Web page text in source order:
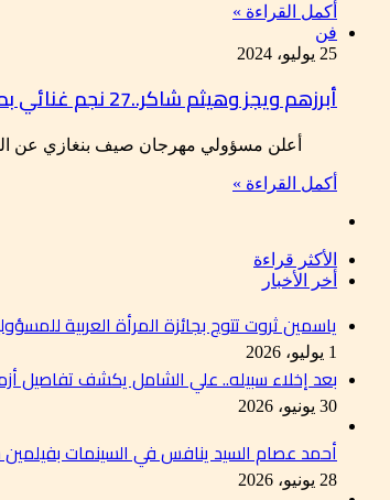
أكمل القراءة »
فن
25 يوليو، 2024
أبرزهم ويجز وهيثم شاكر..27 نجم غنائي بمهرجان صيف بنغازي
أعلن مسؤولي مهرجان صيف بنغازي عن
أكمل القراءة »
الأكثر قراءة
أخر الأخبار
ياسمين ثروت تتوج بجائزة المرأة العربية للمسؤولية المجتمعية 2026 تقديرًا
1 يوليو، 2026
بعد إخلاء سبيله.. علي الشامل يكشف تفاصيل
30 يونيو، 2026
أحمد عصام السيد ينافس في السينمات
28 يونيو، 2026